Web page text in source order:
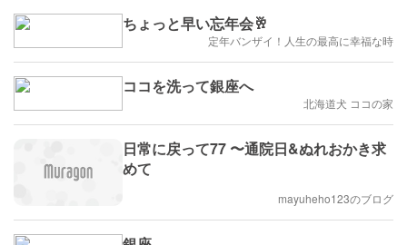
ちょっと早い忘年会🥂
定年バンザイ！人生の最高に幸福な時
ココを洗って銀座へ
北海道犬 ココの家
日常に戻って77 〜通院日&ぬれおかき求
めて
mayuheho123のブログ